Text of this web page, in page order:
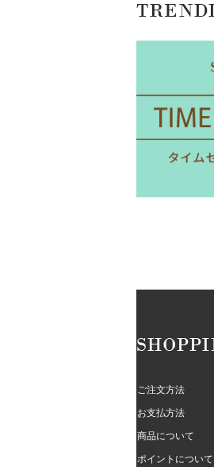
ご注文方法
お支払方法
商品について
ポイントについて